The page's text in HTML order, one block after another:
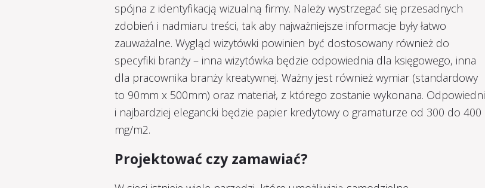
spójna z identyfikacją wizualną firmy. Należy wystrzegać się przesadnych
zdobień i nadmiaru treści, tak aby najważniejsze informacje były łatwo
zauważalne. Wygląd wizytówki powinien być dostosowany również do
specyfiki branży – inna wizytówka będzie odpowiednia dla księgowego, inna
dla pracownika branży kreatywnej. Ważny jest również wymiar (standardowy
to 90mm x 500mm) oraz materiał, z którego zostanie wykonana. Odpowiedni
i najbardziej elegancki będzie papier kredytowy o gramaturze od 300 do 400
mg/m2.
Projektować czy zamawiać?